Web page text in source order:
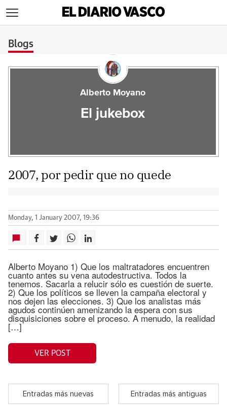
Blogs
Alberto Moyano
El jukebox
2007, por pedir que no quede
Monday, 1 January 2007, 19:36
Alberto Moyano 1) Que los maltratadores encuentren
cuanto antes su vena autodestructiva. Todos la
tenemos. Sacarla a relucir sólo es cuestión de suerte.
2) Que los políticos se lleven la campaña electoral y
nos dejen las elecciones. 3) Que los analistas más
agudos continúen amenizando la espera con sus
disquisiciones sobre el proceso. A menudo, la realidad
[…]
VER POST
Entradas más nuevas Entradas más antiguas